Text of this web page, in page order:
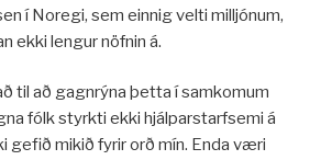
í Noregi, sem einnig velti milljónum,
ekki lengur nöfnin á.
til að gagnrýna þetta í samkomum
fólk styrkti ekki hjálparstarfsemi á
gefið mikið fyrir orð mín. Enda væri